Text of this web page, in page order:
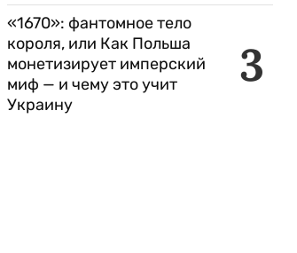
3
«1670»: фантомное тело
короля, или Как Польша
монетизирует имперский
миф — и чему это учит
Украину